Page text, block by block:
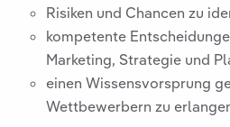
Risiken und Chancen zu
kompetente
Marketing, Strategie und
einen Wissensvorsprung
Wettbewerbern zu